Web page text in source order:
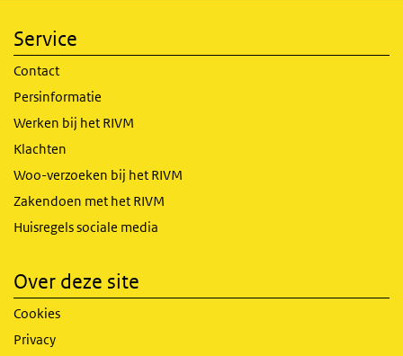
Service
Contact
Persinformatie
Werken bij het RIVM
Klachten
Woo-verzoeken bij het RIVM
Zakendoen met het RIVM
Huisregels sociale media
Over deze site
Cookies
Privacy